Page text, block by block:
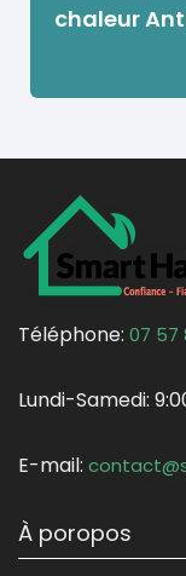
chaleur
Téléphone: 07 57
Lundi-Samedi:
E-mail:
À poropos